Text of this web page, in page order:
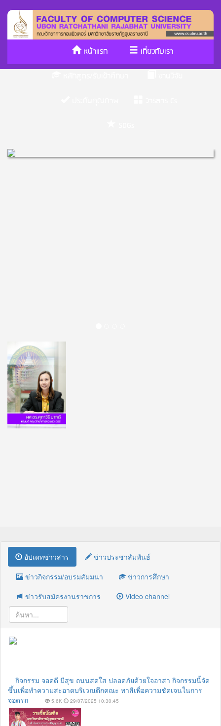
หน้าแรก
เกี่ยวกับเรา
อัปเดทข่าวสาร
ข่าวประชาสัมพันธ์
ข่าวกิจกรรม/อบรมสัมมนา
ข่าวการศึกษา
ข่าวรับสมัครงานราชการ
Video channel
กิจกรรม จอดดี มีสุข ถนนสดใส ปลอดภัยด้วยใจอาสา กิจกรรมนี้จัด
ขึ้นเพื่อทำความสะอาดบริเวณตึกคณะ ทาสีเพื่อความชัดเจนในการ
จอดรถ
5.6K 29/07/2025 10:30:45